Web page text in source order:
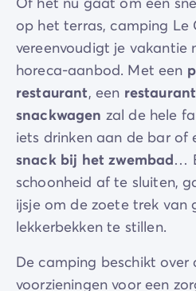
op het terras, camping Le
vereenvoudigt je vakantie
horeca-aanbod. Met een
restaurant, een
snackwagen zal de hele
iets drinken aan de bar of
snack bij het zwembad…
schoonheid af te sluiten,
ijsje om de zoete trek van
lekkerbekken te stillen.
De camping beschikt over
voorzieningen voor een